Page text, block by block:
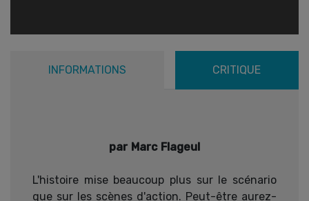
INFORMATIONS CRITIQUE
par Marc Flageul
L'histoire mise beaucoup plus sur le scénario
que sur les scènes d'action. Peut-être aurez-